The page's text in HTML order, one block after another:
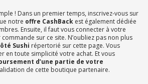
! Dans un premier temps, inscrivez-vous sur
notre offre CashBack est également dédiée
Ensuite, il faut vous connecter à votre
sur ce site. N’oubliez pas non plus
Sushi répertorié sur cette page. Vous
en toute simplicité votre achat. Et vous
d’une partie de votre
de cette boutique partenaire.